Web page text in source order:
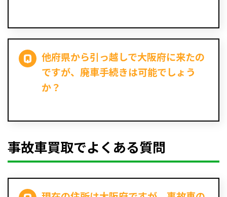
他府県から引っ越しで大阪府に来たの
ですが、廃車手続きは可能でしょう
か？
事故車買取でよくある質問